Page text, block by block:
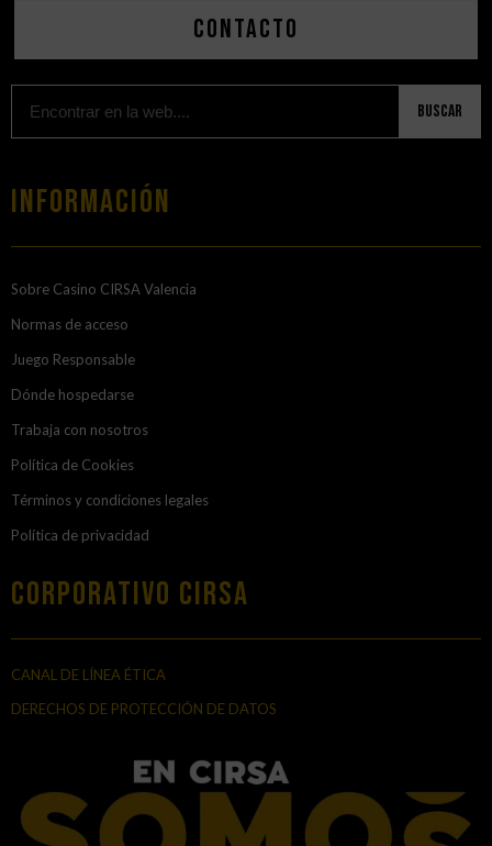
Contacto
Buscar
Información
Sobre Casino CIRSA Valencia
Normas de acceso
Juego Responsable
Dónde hospedarse
Trabaja con nosotros
Política de Cookies
Términos y condiciones legales
Política de privacidad
Corporativo Cirsa
CANAL DE LÍNEA ÉTICA
DERECHOS DE PROTECCIÓN DE DATOS